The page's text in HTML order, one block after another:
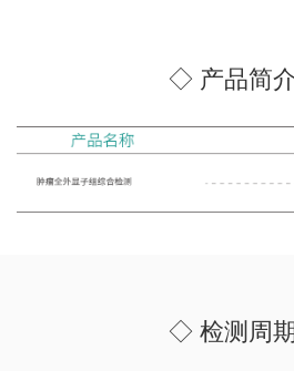
◇ 产品简
◇ 检测周